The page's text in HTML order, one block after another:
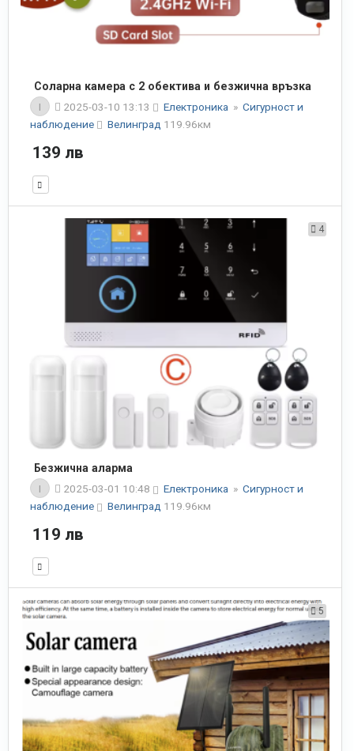
Соларна камера с 2 обектива и безжична връзка
I
2025-03-10 13:13 Електроника » Сигурност и
наблюдение
Велинград 119.96км
139 лв
4
Безжична аларма
I
2025-03-01 10:48 Електроника » Сигурност и
наблюдение
Велинград 119.96км
119 лв
5